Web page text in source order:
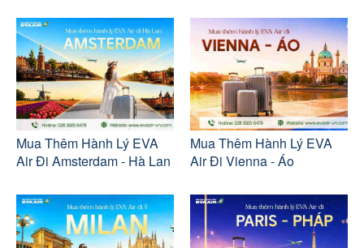
Mua Thêm Hành Lý EVA
Air Đi Amsterdam - Hà Lan
Mua Thêm Hành Lý EVA
Air Đi Vienna - Áo